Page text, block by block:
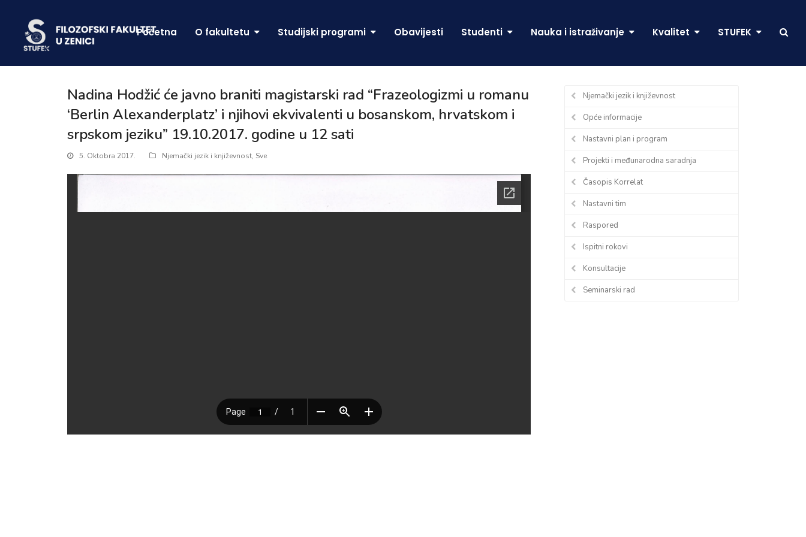
Početna O fakultetu Studijski programi Obavijesti Studenti Nauka i istraživanje Kvalitet STUFEK
Nadina Hodžić će javno braniti magistarski rad “Frazeologizmi u romanu
‘Berlin Alexanderplatz’ i njihovi ekvivalenti u bosanskom, hrvatskom i
srpskom jeziku” 19.10.2017. godine u 12 sati
5. Oktobra 2017. Njemački jezik i književnost, Sve
Njemački jezik i književnost
Opće informacije
Nastavni plan i program
Projekti i međunarodna saradnja
Časopis Korrelat
Nastavni tim
Raspored
Ispitni rokovi
Konsultacije
Seminarski rad